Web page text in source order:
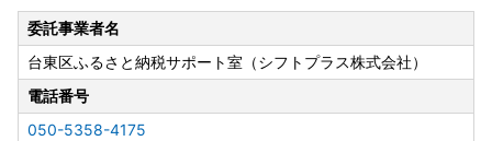
委託事業者名
台東区ふるさと納税サポート室（シフトプラス株式会社）
電話番号
050-5358-4175